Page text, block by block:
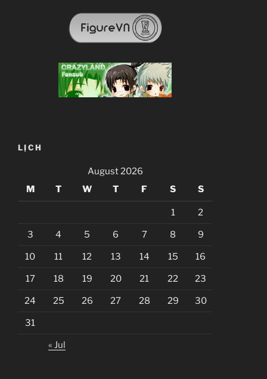
LỊCH
August 2026
M
T W T F S S
1 2
3 4 5 6 7 8 9
10 11 12 13 14 15 16
17 18 19 20 21 22 23
24 25 26 27 28 29 30
31
« Jul